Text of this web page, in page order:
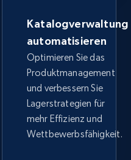
Jetzt anfangen
by shop url
Currency, Initial
and more.
Katalogverwaltung
automatisieren
Optimieren Sie das
Produktmanagement
und verbessern Sie
Lagerstrategien für
mehr Effizienz und
Wettbewerbsfähigkeit.